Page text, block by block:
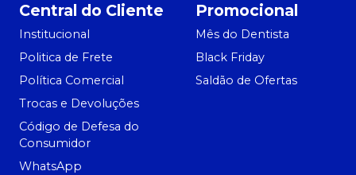
Central do Cliente
Institucional
Politica de Frete
Política Comercial
Trocas e Devoluções
Código de Defesa do
Consumidor
WhatsApp
Promocional
Mês do Dentista
Black Friday
Saldão de Ofertas